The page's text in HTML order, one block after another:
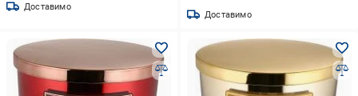
Доставимо
Доставимо